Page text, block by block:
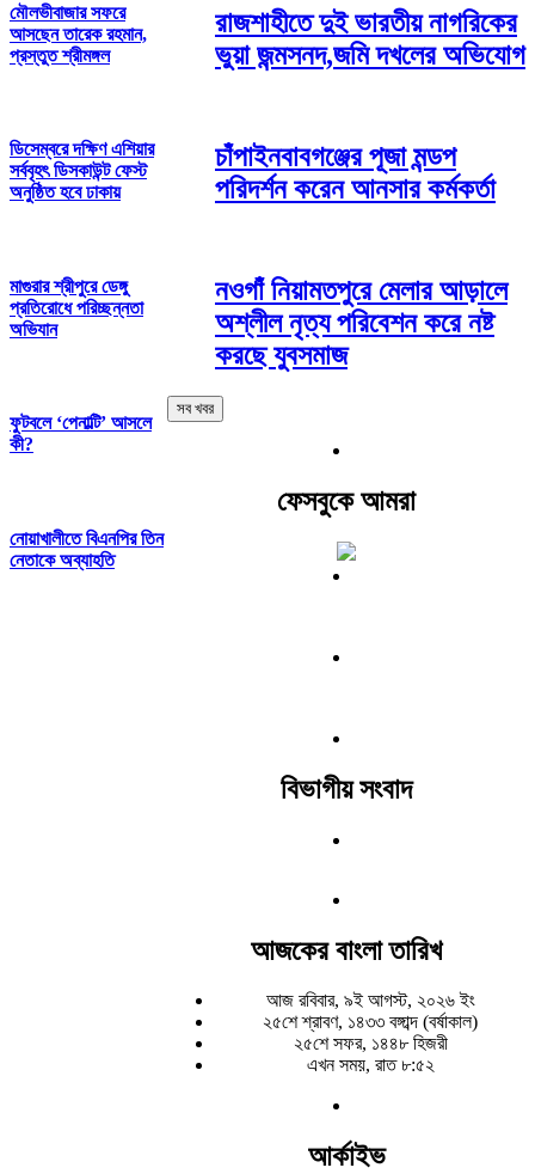
মৌলভীবাজার সফরে
আসছেন তারেক রহমান,
প্রস্তুত শ্রীমঙ্গল
ডিসেম্বরে দক্ষিণ এশিয়ার
সর্ববৃহৎ ডিসকাউন্ট ফেস্ট
অনুষ্ঠিত হবে ঢাকায়
মাগুরার শ্রীপুরে ডেঙ্গু
প্রতিরোধে পরিচ্ছন্নতা
অভিযান
ফুটবলে ‘পেনাল্টি’ আসলে
কী?
নোয়াখালীতে বিএনপির তিন
নেতাকে অব্যাহতি
রাজশাহীতে দুই ভারতীয় নাগরিকের
ভুয়া জন্মসনদ,জমি দখলের অভিযোগ
চাঁপাইনবাবগঞ্জের পূজা মন্ডপ
পরিদর্শন করেন আনসার কর্মকর্তা
নওগাঁ নিয়ামতপুরে মেলার আড়ালে
অশ্লীল নৃত্য পরিবেশন করে নষ্ট
করছে যুবসমাজ
সব খবর
ফেসবুকে আমরা
বিভাগীয় সংবাদ
আজকের বাংলা তারিখ
আজ রবিবার, ৯ই আগস্ট, ২০২৬ ইং
২৫শে শ্রাবণ, ১৪৩৩ বঙ্গাব্দ (বর্ষাকাল)
২৫শে সফর, ১৪৪৮ হিজরী
এখন সময়, রাত ৮:৫২
আর্কাইভ